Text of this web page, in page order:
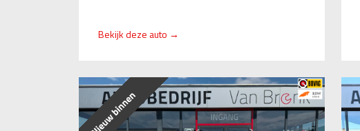
Bekijk deze auto →